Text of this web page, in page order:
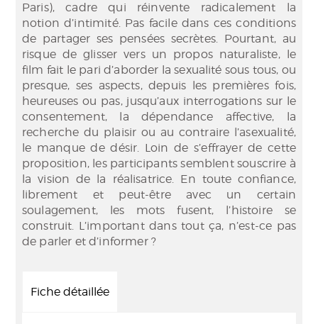
Paris), cadre qui réinvente radicalement la
notion d’intimité. Pas facile dans ces conditions
de partager ses pensées secrètes. Pourtant, au
risque de glisser vers un propos naturaliste, le
film fait le pari d’aborder la sexualité sous tous, ou
presque, ses aspects, depuis les premières fois,
heureuses ou pas, jusqu’aux interrogations sur le
consentement, la dépendance affective, la
recherche du plaisir ou au contraire l’asexualité,
le manque de désir. Loin de s’effrayer de cette
proposition, les participants semblent souscrire à
la vision de la réalisatrice. En toute confiance,
librement et peut-être avec un certain
soulagement, les mots fusent, l’histoire se
construit. L’important dans tout ça, n’est-ce pas
de parler et d’informer ?
Fiche détaillée